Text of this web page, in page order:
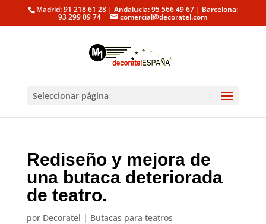
Madrid: 91 218 61 28 | Andalucía: 95 566 49 67 | Barcelona:
93 299 09 74 comercial@decoratel.com
Seleccionar página
Rediseño y mejora de
una butaca deteriorada
de teatro.
por Decoratel | Butacas para teatros